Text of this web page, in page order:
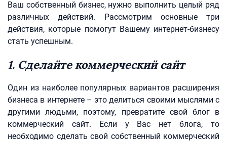
Ваш собственный бизнес, нужно выполнить целый ряд
различных действий. Рассмотрим основные три
действия, которые помогут Вашему интернет-бизнесу
стать успешным.
1. Сделайте коммерческий сайт
Один из наиболее популярных вариантов расширения
бизнеса в интернете – это делиться своими мыслями с
другими людьми, поэтому, превратите свой блог в
коммерческий сайт. Если у Вас нет блога, то
необходимо сделать свой собственный коммерческий